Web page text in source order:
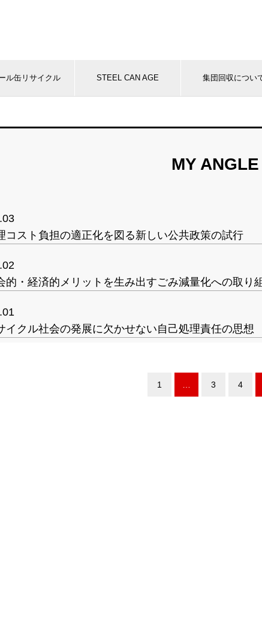
ル缶リサイクル STEEL CAN AGE 集団回収につい
MY ANGLE
コスト負担の適正化を図る新しい公共政策の試行
的・経済的メリットを生み出すごみ減量化への取り
イクル社会の発展に欠かせない自己処理責任の思想
1 3 4